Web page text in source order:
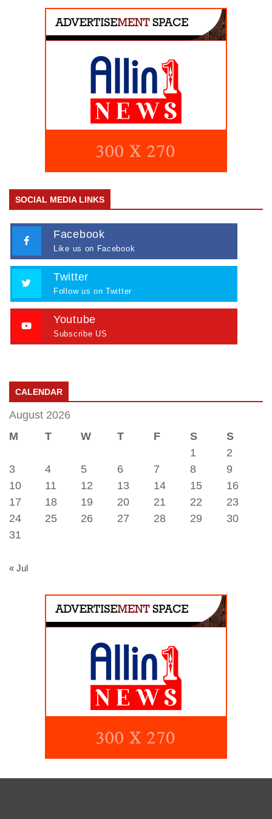
SOCIAL MEDIA LINKS
Facebook
Like us on Facebook
Twitter
Follow us on Twitter
Youtube
Subscribe US
CALENDAR
August 2026
M
T W T F S
S
1
2
3
4 5 6 7 8
9
10
11 12 13 14 15
16
17
18 19 20 21 22
23
24
25 26 27 28 29
30
31
« Jul